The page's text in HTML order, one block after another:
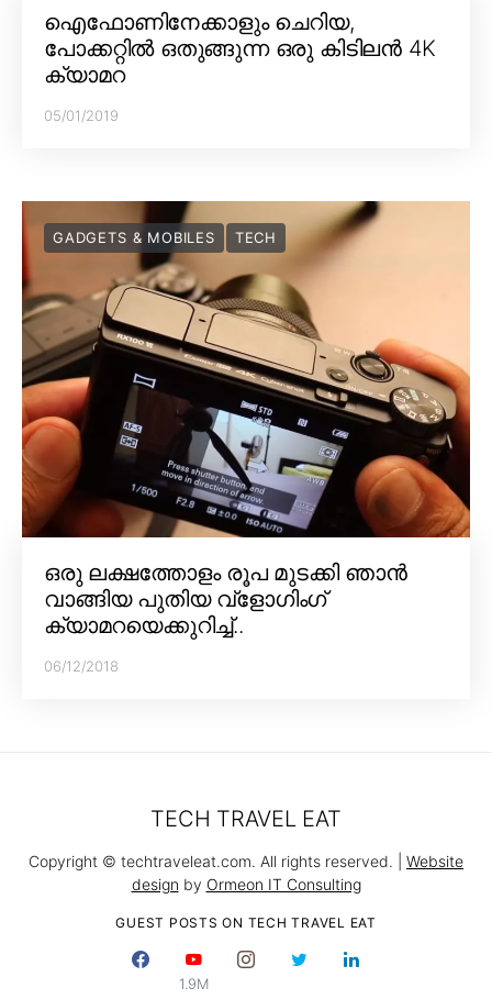
ഐഫോണിനേക്കാളും ചെറിയ,
പോക്കറ്റിൽ ഒതുങ്ങുന്ന ഒരു കിടിലൻ 4K
ക്യാമറ
05/01/2019
GADGETS & MOBILES TECH
ഒരു ലക്ഷത്തോളം രൂപ മുടക്കി ഞാൻ
വാങ്ങിയ പുതിയ വ്‌ളോഗിംഗ്
ക്യാമറയെക്കുറിച്ച്..
06/12/2018
GUEST POSTS ON TECH TRAVEL EAT
1.9M
TECH TRAVEL EAT
Copyright © techtraveleat.com. All rights reserved. | Website
design by Ormeon IT Consulting